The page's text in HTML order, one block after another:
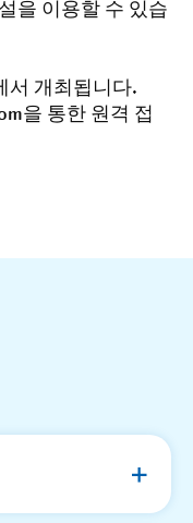
을 이용할 수 있습
서 개최됩니다.
을 통한 원격 접